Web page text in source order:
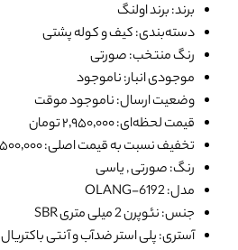
برند: برند اولنگ
دسته‌بندی: کیف و کوله پشتی
رنگ منتخب: صورتی
موجودی انبار: ناموجود
وضعیت ارسال: ناموجود موقت
قیمت لحظه‌ای: ۲٬۹۵۰٬۰۰۰ تومان
تخفیف نسبت به قیمت اصلی: ۳٬۵۰۰٬۰۰۰ تومان
رنگ: صورتی , یاسی
مدل: OLANG-6192
جنس: نئوپرن 2 میلی متری SBR
آستری: پلی استر ضدآب و آنتی باکتریال